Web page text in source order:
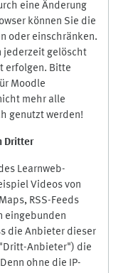
eine Änderung
können Sie die
oder einschränken.
jederzeit gelöscht
erfolgen. Bitte
Moodle
mehr alle
genutzt werden!
Dritter
Learnweb-
Videos von
RSS-Feeds
eingebunden
die Anbieter dieser
Anbieter") die
ohne die IP-